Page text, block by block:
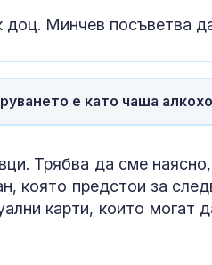
Минчев посъветва
е като чаша
Трябва да сме
която предстои за
карти, които могат